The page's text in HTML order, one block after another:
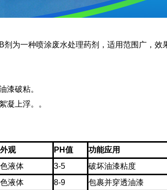
剂为一种喷涂废水处理药剂，适用范围广，效
漆破粘。
凝上浮。。
观 PH值
功能应用
液体 3-5
破坏油漆粘度
液体 8-9
包裹并穿透油漆